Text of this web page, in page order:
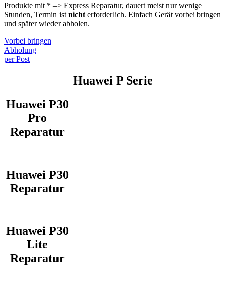
Produkte mit * –> Express Reparatur, dauert meist nur wenige
Stunden, Termin ist nicht erforderlich. Einfach Gerät vorbei bringen
und später wieder abholen.
Vorbei bringen
Abholung
per Post
Huawei P Serie
Huawei P30
Pro
Reparatur
Huawei P30
Reparatur
Huawei P30
Lite
Reparatur